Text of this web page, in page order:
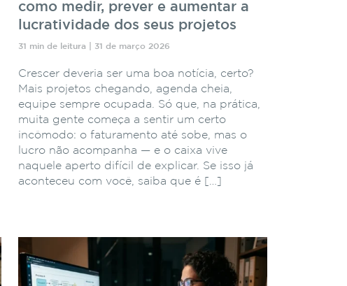
como medir, prever e aumentar a
lucratividade dos seus projetos
31 min de leitura | 31 de março 2026
Crescer deveria ser uma boa notícia, certo?
Mais projetos chegando, agenda cheia,
equipe sempre ocupada. Só que, na prática,
muita gente começa a sentir um certo
incômodo: o faturamento até sobe, mas o
lucro não acompanha — e o caixa vive
naquele aperto difícil de explicar. Se isso já
aconteceu com você, saiba que é […]